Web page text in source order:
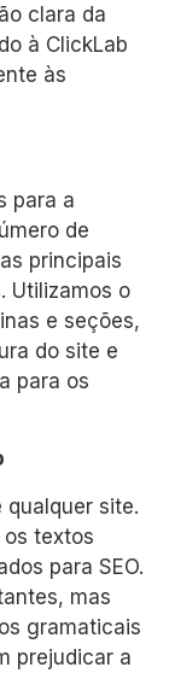
clara da
à ClickLab
às
para a
de
principais
Utilizamos o
e seções,
do site e
para os
qualquer site.
textos
para SEO.
mas
gramaticais
prejudicar a